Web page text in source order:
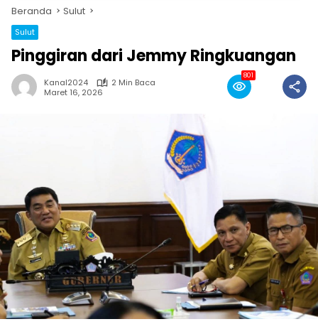
Beranda Sulut
Sulut
Pinggiran dari Jemmy Ringkuangan
Kanal2024
2 Min Baca
Maret 16, 2026
801